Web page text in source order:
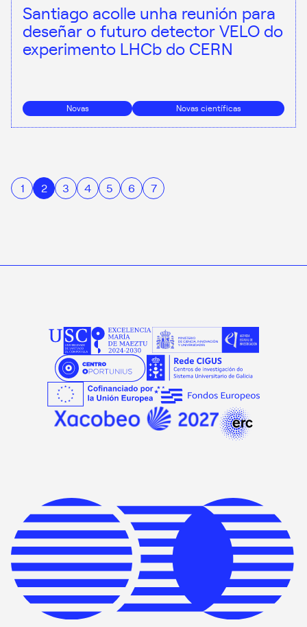
Santiago acolle unha reunión para
deseñar o futuro detector VELO do
experimento LHCb do CERN
Novas Novas científicas
1 2 3 4 5 6 7